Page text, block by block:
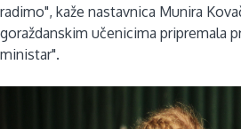
radimo", kaže nastavnica Munira
goraždanskim učenicima pripremala
ministar".